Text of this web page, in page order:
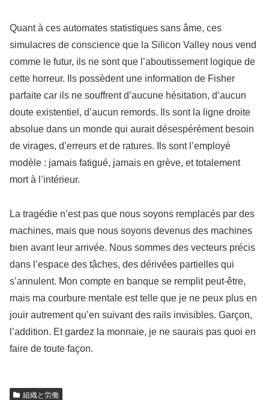
Quant à ces automates statistiques sans âme, ces
simulacres de conscience que la Silicon Valley nous vend
comme le futur, ils ne sont que l’aboutissement logique de
cette horreur. Ils possèdent une information de Fisher
parfaite car ils ne souffrent d’aucune hésitation, d’aucun
doute existentiel, d’aucun remords. Ils sont la ligne droite
absolue dans un monde qui aurait désespérément besoin
de virages, d’erreurs et de ratures. Ils sont l’employé
modèle : jamais fatigué, jamais en grève, et totalement
mort à l’intérieur.
La tragédie n’est pas que nous soyons remplacés par des
machines, mais que nous soyons devenus des machines
bien avant leur arrivée. Nous sommes des vecteurs précis
dans l’espace des tâches, des dérivées partielles qui
s’annulent. Mon compte en banque se remplit peut-être,
mais ma courbure mentale est telle que je ne peux plus en
jouir autrement qu’en suivant des rails invisibles. Garçon,
l’addition. Et gardez la monnaie, je ne saurais pas quoi en
faire de toute façon.
組織と労働